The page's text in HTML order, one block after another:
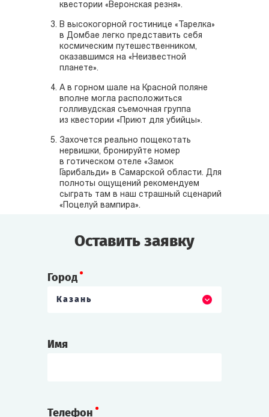
квестории «Веронская резня».
В высокогорной гостинице «Тарелка»
в Домбае легко представить себя
космическим путешественником,
оказавшимся на «Неизвестной
планете».
А в горном шале на Красной поляне
вполне могла расположиться
голливудская съемочная группа
из квестории «Приют для убийцы».
Захочется реально пощекотать
нервишки, бронируйте номер
в готическом отеле «Замок
Гарибальди» в Самарской области. Для
полноты ощущений рекомендуем
сыграть там в наш страшный сценарий
«Поцелуй вампира».
Оставить заявку
Город
Казань
Имя
Телефон